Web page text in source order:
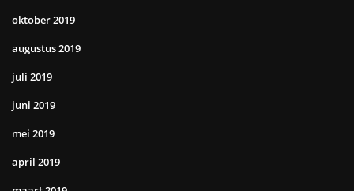
oktober 2019
augustus 2019
juli 2019
juni 2019
mei 2019
april 2019